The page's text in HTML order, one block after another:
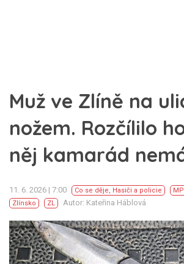
Muž ve Zlíně na
nožem. Rozčílilo
něj kamarád
11. 6. 2026 | 7:00 Co se děje, Hasiči a policie
Zlínsko
ZL Autor: Kateřina Háblová